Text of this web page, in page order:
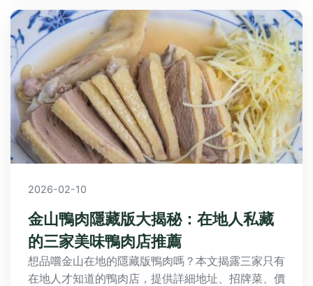
2026-02-10
金山鴨肉隱藏版大揭秘：在地人私藏
的三家美味鴨肉店推薦
想品嚐金山在地的隱藏版鴨肉嗎？本文揭露三家只有
在地人才知道的鴨肉店，提供詳細地址、招牌菜、價